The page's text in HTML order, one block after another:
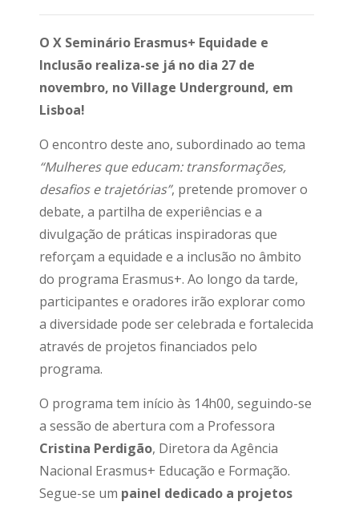
O X Seminário Erasmus+ Equidade e
Inclusão realiza-se já no dia 27 de
novembro, no Village Underground, em
Lisboa!
O encontro deste ano, subordinado ao tema
“Mulheres que educam: transformações,
desafios e trajetórias”, pretende promover o
debate, a partilha de experiências e a
divulgação de práticas inspiradoras que
reforçam a equidade e a inclusão no âmbito
do programa Erasmus+. Ao longo da tarde,
participantes e oradores irão explorar como
a diversidade pode ser celebrada e fortalecida
através de projetos financiados pelo
programa.
O programa tem início às 14h00, seguindo-se
a sessão de abertura com a Professora
Cristina Perdigão, Diretora da Agência
Nacional Erasmus+ Educação e Formação.
Segue-se um painel dedicado a projetos